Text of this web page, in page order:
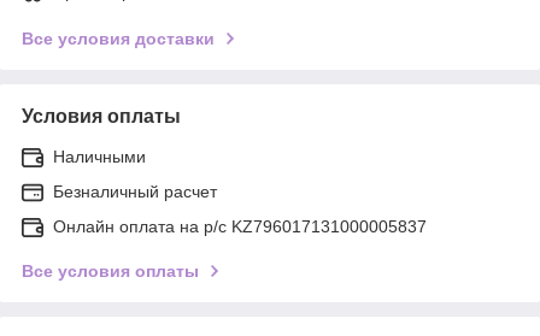
Все условия доставки
Условия оплаты
Наличными
Безналичный расчет
Онлайн оплата на р/с KZ796017131000005837
Все условия оплаты